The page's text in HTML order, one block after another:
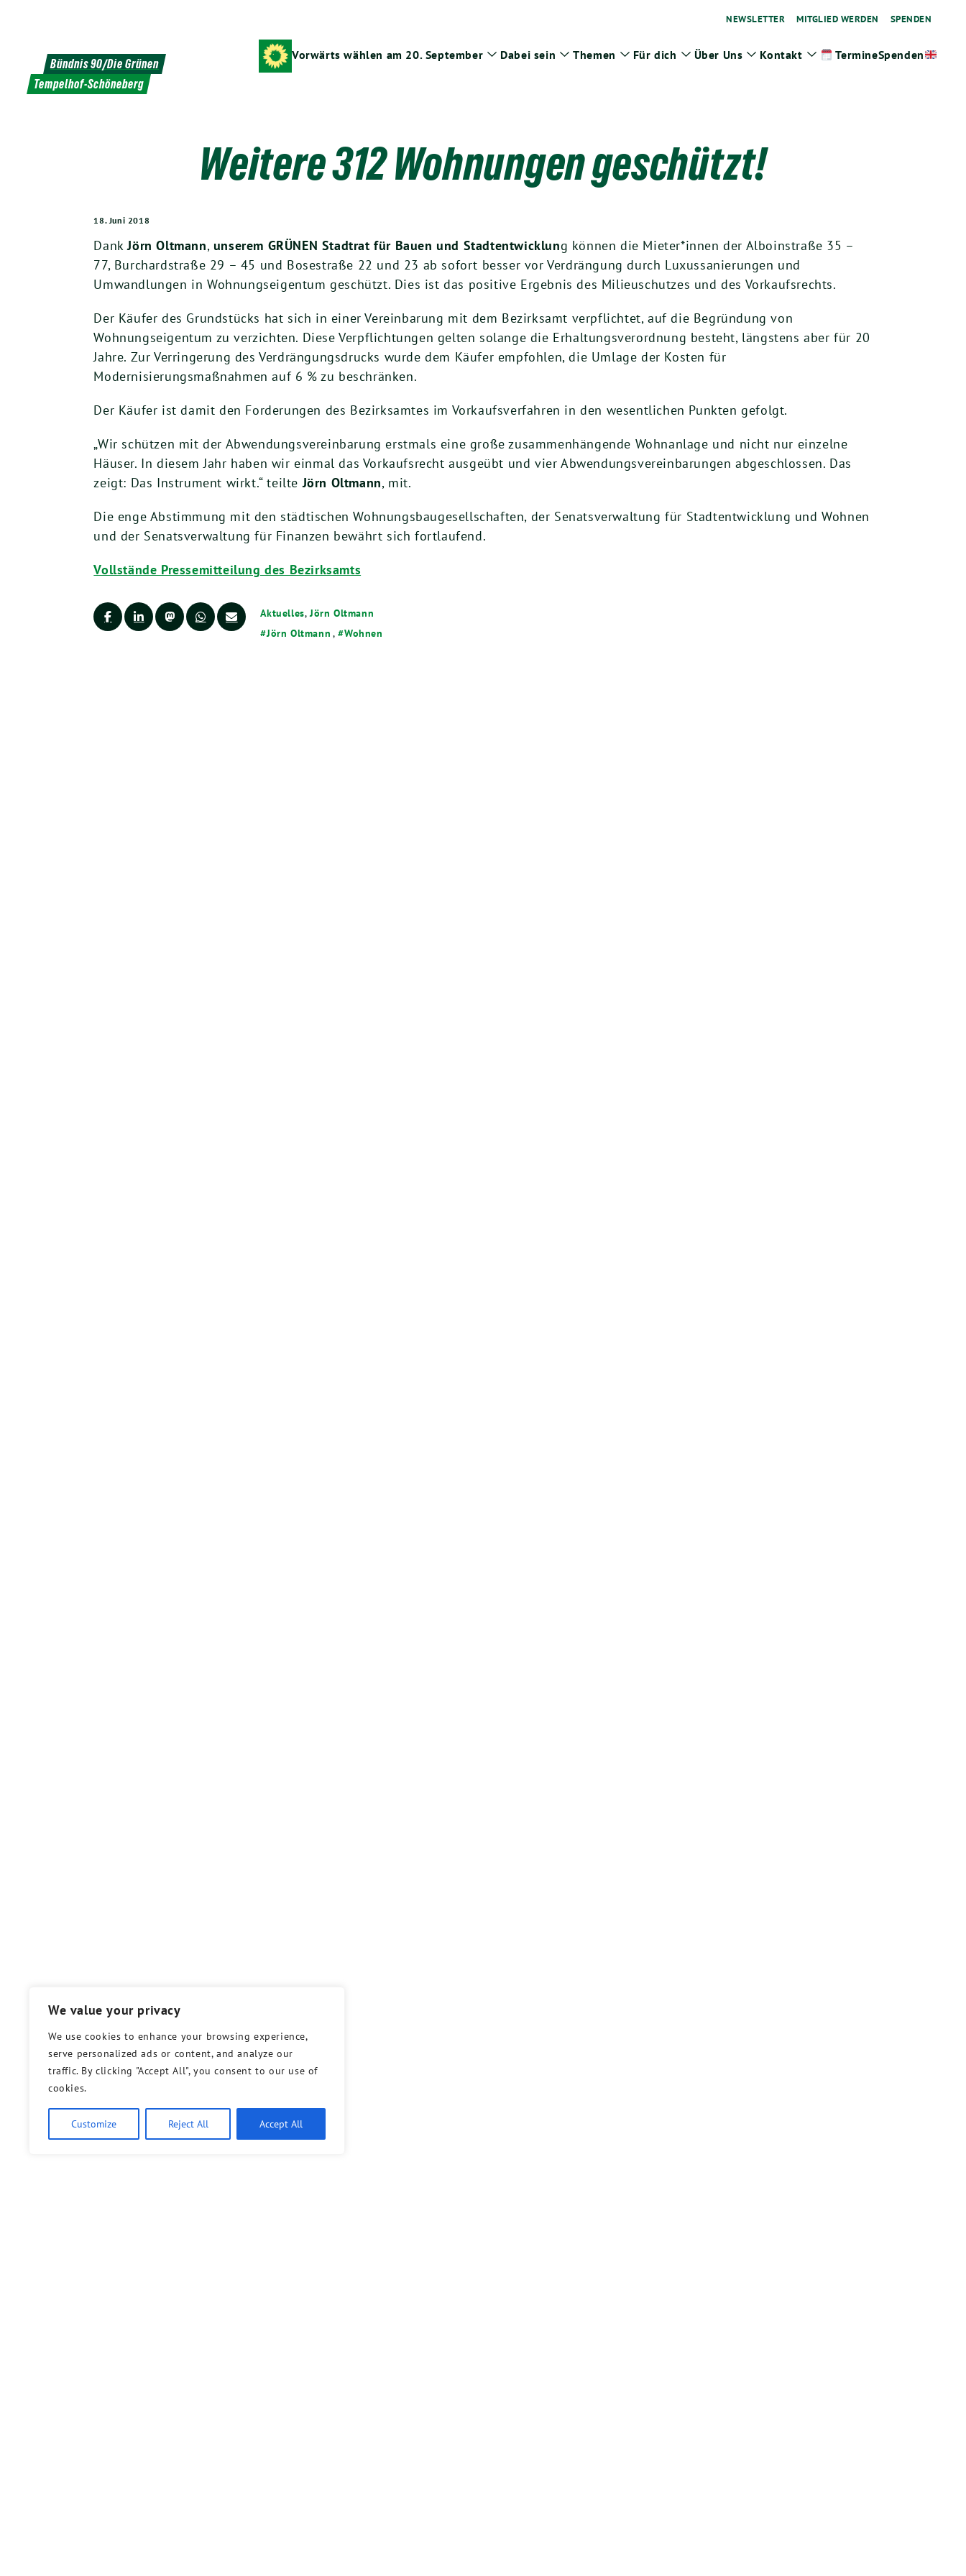
We value your privacy
We use cookies to enhance your browsing experience,
serve personalized ads or content, and analyze our
traffic. By clicking "Accept All", you consent to our use of
cookies.
Customize Reject All Accept All
NEWSLETTER MITGLIED WERDEN SPENDEN
Bündnis 90/Die Grünen
Tempelhof-Schöneberg
Vorwärts wählen am 20. September Zeige
Dabei sein
Zeige
Themen
Zeige
Für dich
Zeige
Über Uns Zeige
Kontakt ZeigeTermineSpenden
Weitere 312 Wohnungen geschützt!
18. Juni 2018
DankJörn Oltmann, unserem GRÜNEN Stadtrat für Bauen und Stadtentwicklung können die Mieter*innen der Alboinstraße 35 –
77, Burchardstraße 29 – 45 und Bosestraße 22 und 23 ab sofort besser vor Verdrängung durch Luxussanierungen und
Umwandlungen in Wohnungseigentum geschützt. Dies ist das positive Ergebnis des Milieuschutzes und des Vorkaufsrechts.
Der Käufer des Grundstücks hat sich in einer Vereinbarung mit dem Bezirksamt verpflichtet, auf die Begründung von
Wohnungseigentum zu verzichten. Diese Verpflichtungen gelten solange die Erhaltungsverordnung besteht, längstens aber für 20
Jahre. Zur Verringerung des Verdrängungsdrucks wurde dem Käufer empfohlen, die Umlage der Kosten für
Modernisierungsmaßnahmen auf 6 % zu beschränken.
Der Käufer ist damit den Forderungen des Bezirksamtes im Vorkaufsverfahren in den wesentlichen Punkten gefolgt.
„Wir schützen mit der Abwendungsvereinbarung erstmals eine große zusammenhängende Wohnanlage und nicht nur einzelne
Häuser. In diesem Jahr haben wir einmal das Vorkaufsrecht ausgeübt und vier Abwendungsvereinbarungen abgeschlossen. Das
zeigt: Das Instrument wirkt.“ teilte Jörn Oltmann, mit.
Die enge Abstimmung mit den städtischen Wohnungsbaugesellschaften, der Senatsverwaltung für Stadtentwicklung und Wohnen
und der Senatsverwaltung für Finanzen bewährt sich fortlaufend.
Vollstände Pressemitteilung des Bezirksamts
Aktuelles,Jörn Oltmann
Jörn Oltmann , Wohnen